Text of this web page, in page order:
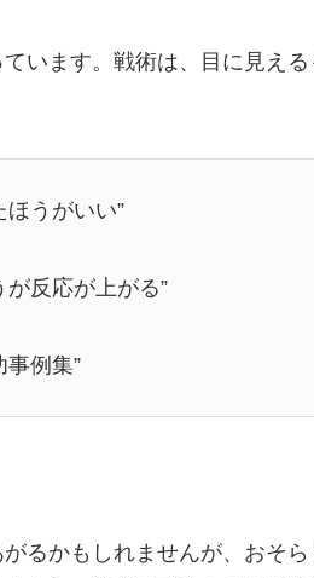
います。戦術は、目に見え
ほうがいい”
が反応が上がる”
事例集”
るかもしれませんが、おそ